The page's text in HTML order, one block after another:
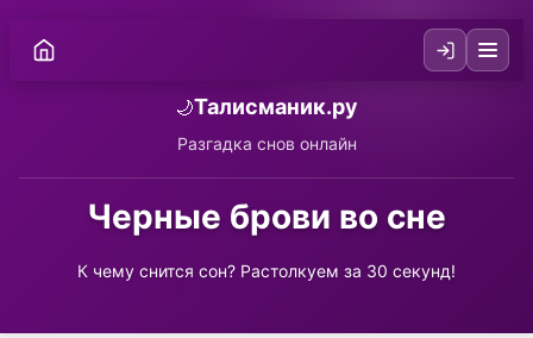
🌙Талисманик.ру
Разгадка снов онлайн
Черные брови во сне
К чему снится сон? Растолкуем за 30 секунд!